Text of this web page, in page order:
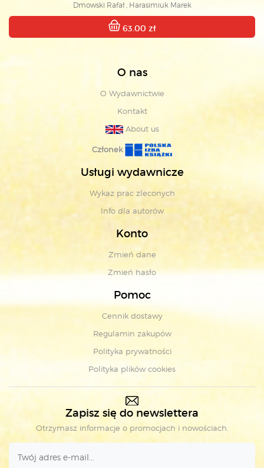
Dmowski Rafał , Harasimiuk Marek
63.00 zł
O nas
O Wydawnictwie
Kontakt
About us
Członek
Usługi wydawnicze
Wykaz prac zleconych
Info dla autorów
Konto
Zmień dane
Zmień hasło
Pomoc
Cennik dostawy
Regulamin zakupów
Polityka prywatności
Polityka plików cookies
Zapisz się do newslettera
Otrzymasz informacje o promocjach i nowościach.